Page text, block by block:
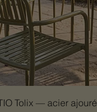
Tolix — acier ajouré